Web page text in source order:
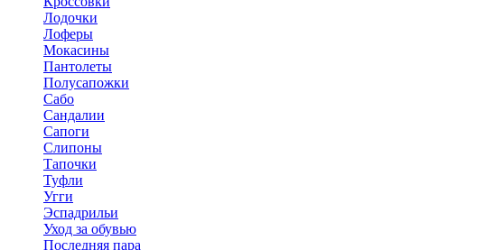
Лодочки
Лоферы
Мокасины
Пантолеты
Полусапожки
Сабо
Сандалии
Сапоги
Слипоны
Тапочки
Туфли
Угги
Эспадрильи
Уход за обувью
Последняя пара